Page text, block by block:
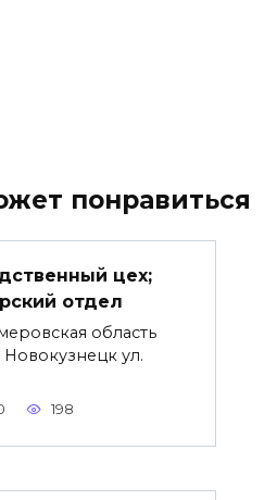
понравиться
цех;
отдел
область
Новокузнецк ул.
198